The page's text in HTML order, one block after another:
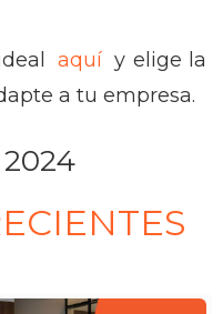
aquí y elige la
a tu empresa.